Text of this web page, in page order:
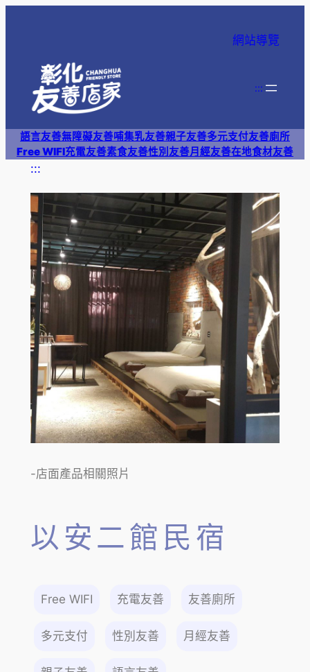
網站導覽
:::
語言友善無障礙友善哺集乳友善親子友善多元支付友善廁所
Free WIFI充電友善素食友善性別友善月經友善在地食材友善
:::
-店面產品相關照片
以安二館民宿
Free WIFI 充電友善 友善廁所
多元支付 性別友善 月經友善